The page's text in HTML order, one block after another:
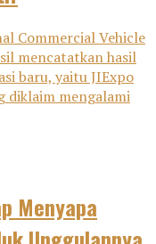
Commercial Vehicle
mencatatkan hasil
baru, yaitu JIExpo
diklaim mengalami
Menyapa